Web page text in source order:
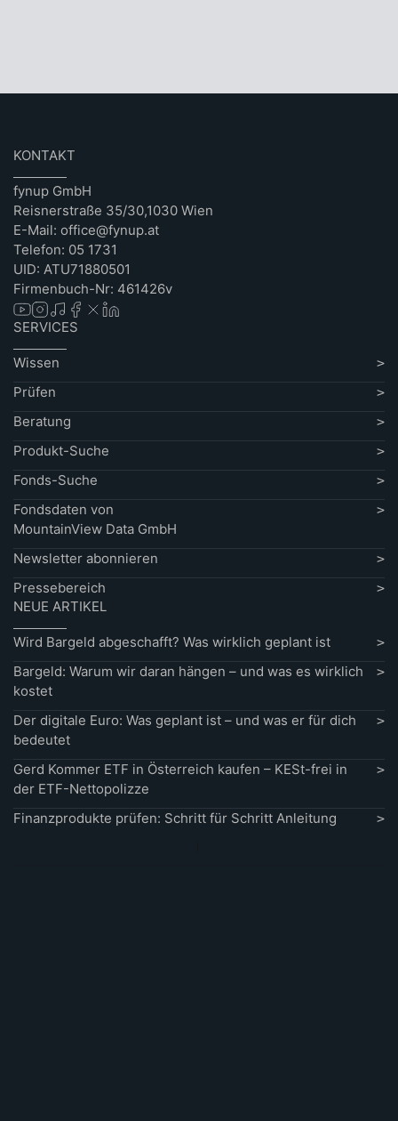
KONTAKT
fynup GmbH
Reisnerstraße 35/30,1030 Wien
E-Mail: office@fynup.at
Telefon: 05 1731
UID: ATU71880501
Firmenbuch-Nr: 461426v
SERVICES
Wissen
Prüfen
Beratung
Produkt-Suche
Fonds-Suche
Fondsdaten von
MountainView Data GmbH
Newsletter abonnieren
Pressebereich
NEUE ARTIKEL
Wird Bargeld abgeschafft? Was wirklich geplant ist
Bargeld: Warum wir daran hängen – und was es wirklich
kostet
Der digitale Euro: Was geplant ist – und was er für dich
bedeutet
Gerd Kommer ETF in Österreich kaufen – KESt-frei in
der ETF-Nettopolizze
Finanzprodukte prüfen: Schritt für Schritt Anleitung